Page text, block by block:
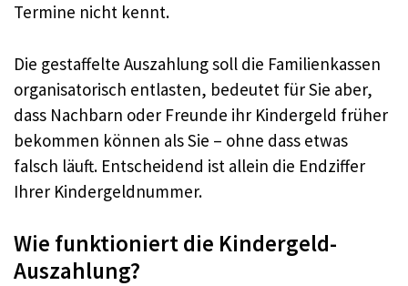
Termine nicht kennt.
Die gestaffelte Auszahlung soll die Familienkassen
organisatorisch entlasten, bedeutet für Sie aber,
dass Nachbarn oder Freunde ihr Kindergeld früher
bekommen können als Sie – ohne dass etwas
falsch läuft. Entscheidend ist allein die Endziffer
Ihrer Kindergeldnummer.
Wie funktioniert die Kindergeld-
Auszahlung?